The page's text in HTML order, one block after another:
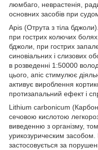
люмбаго, неврастенія,
основних засобів при
Apis (Отрута з тіла
при гострих колючих
бджоли, при гострих
синовіальних і слизових
в розведенні 1:50000
цього, апіс стимулює
активує вироблення
протизапальний ефект і
Lithium carbonicum
сечовою кислотою
виведенню з організму,
урикозурическим засобом.
застосовується за